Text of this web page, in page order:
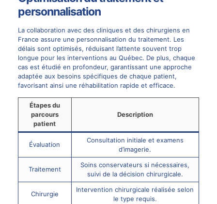
personnalisation
La collaboration avec des cliniques et des chirurgiens en
France assure une personnalisation du traitement. Les
délais sont optimisés, réduisant l’attente souvent trop
longue pour les interventions au Québec. De plus, chaque
cas est étudié en profondeur, garantissant une approche
adaptée aux besoins spécifiques de chaque patient,
favorisant ainsi une réhabilitation rapide et efficace.
Étapes du
parcours
patient
Description
Évaluation
Consultation initiale et examens
d’imagerie.
Traitement
Soins conservateurs si nécessaires,
suivi de la décision chirurgicale.
Chirurgie
Intervention chirurgicale réalisée selon
le type requis.